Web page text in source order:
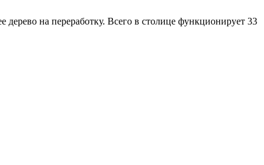
на переработку. Всего в столице функционирует 33